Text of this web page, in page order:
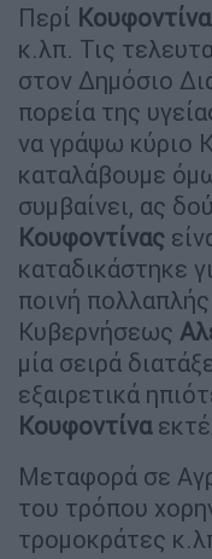
Περί Κουφοντίνα
κ.λπ. Τις
στον Δημόσιο
πορεία της
να γράψω κύριο
καταλάβουμε
συμβαίνει, ας
Κουφοντίνας
καταδικάστηκε
ποινή
Κυβερνήσεως
μία σειρά
εξαιρετικά
Κουφοντίνα
Μεταφορά σε
του τρόπου
τρομοκράτες